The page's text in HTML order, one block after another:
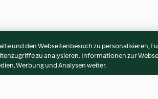
und den Webseitenbesuch zu personalisieren,
zu analysieren. Informationen zur
Werbung und Analysen weiter.